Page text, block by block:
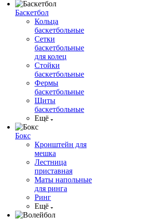
Баскетбол
Кольца
баскетбольные
Сетки
баскетбольные
для колец
Стойки
баскетбольные
Фермы
баскетбольные
Щиты
баскетбольные
Ещё
Бокс
Кронштейн для
мешка
Лестница
приставная
Маты напольные
для ринга
Ринг
Ещё